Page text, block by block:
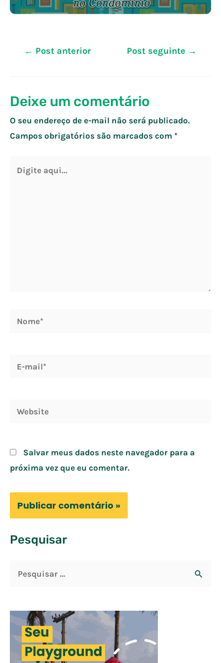
Navegação
← Post anterior Post seguinte →
Deixe um comentário
O seu endereço de e-mail não será publicado.
Campos obrigatórios são marcados com *
aqui...
Nome*
Website
Salvar meus dados neste navegador para a
próxima vez que eu comentar.
Pesquisar
q
u